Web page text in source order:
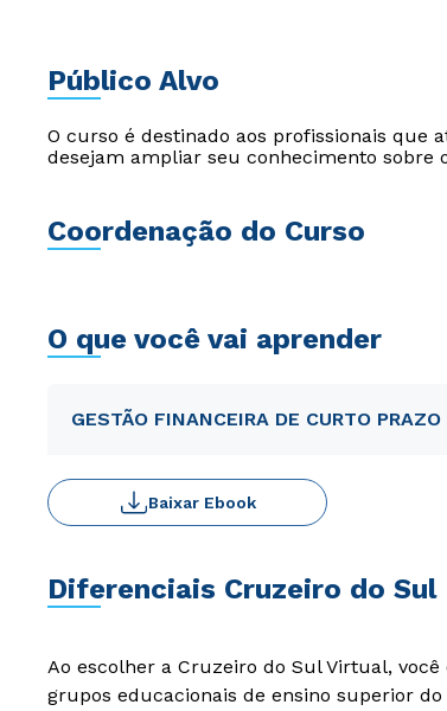
Público Alvo
O curso é destinado aos profissionais que
desejam ampliar seu conhecimento sobre
Coordenação do Curso
O que você vai aprender
GESTÃO FINANCEIRA DE CURTO PRAZO
Baixar Ebook
Diferenciais Cruzeiro do Sul
Ao escolher a Cruzeiro do Sul Virtual,
grupos educacionais de ensino superior